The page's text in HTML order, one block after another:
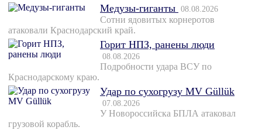
Медузы-гиганты 08.08.2026
Сотни ядовитых корнеротов
атаковали Краснодарский край.
Горит НПЗ, ранены люди
08.08.2026
Подробности удара ВСУ по
Краснодарскому краю.
Удар по сухогрузу MV Güllük
07.08.2026
У Новороссийска БПЛА атаковал
грузовой корабль.